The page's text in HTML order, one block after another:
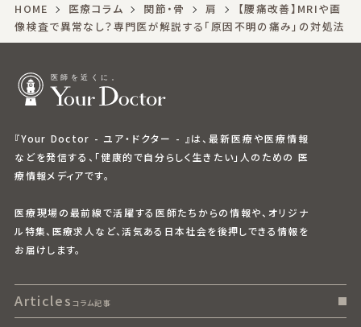
HOME 医療コラム 関節・骨 肩
【腰痛改善】MRIや画
像検査で異常なし？専門医が解説する「原因不明の痛み」の対処法
『Your Doctor - ユア・ドクター - 』は、最新医療や医療情報
などを発信する、「健康的で自分らしく生きたい」人のための 医
療情報メディアです。
医療現場の最前線で活躍する医師たちからの情報や、オリジナ
ル特集、医療求人など、活気ある日本社会を後押しできる情報を
お届けします。
Articles コラム記事